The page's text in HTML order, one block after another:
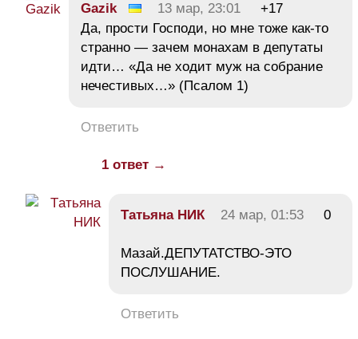
Gazik 13 мар, 23:01
+17
Да, прости Господи, но мне тоже как-то
странно — зачем монахам в депутаты
идти… «Да не ходит муж на собрание
нечестивых…» (Псалом 1)
Ответить
1 ответ →
Тaтьяна НИК 24 мар, 01:53 0
Мазай.ДЕПУТАТСТВО-ЭТО
ПОСЛУШАНИЕ.
Ответить